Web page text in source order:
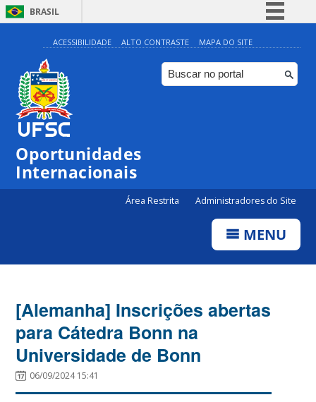
BRASIL
Simplifique!
Comunica BR
Participe
ACESSIBILIDADE ALTO CONTRASTE MAPA DO SITE
Oportunidades
Internacionais
Área Restrita Administradores do Site
MENU
[Alemanha] Inscrições abertas
para Cátedra Bonn na
Universidade de Bonn
06/09/2024 15:41